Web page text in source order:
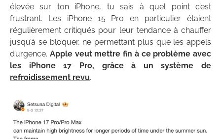
élevée sur ton iPhone, tu sais à quel point c’est
frustrant. Les iPhone 15 Pro en particulier étaient
régulièrement critiqués pour leur tendance à chauffer
jusqu’à se bloquer, ne permettant plus que les appels
d’urgence. Apple veut mettre fin à ce problème avec
les iPhone 17 Pro, grâce à unsystème de
refroidissement revu.